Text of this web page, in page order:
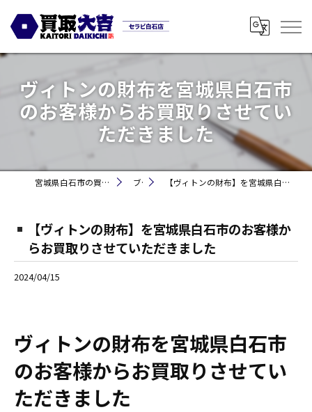
ヴィトンの財布を宮城県白石市
のお客様からお買取りさせてい
ただきました
宮城県白石市の買取なら買取大吉セラビ白石店 ブログ 【ヴィトンの財布】を宮城県白石市のお客様からお買取りさせていただきました
【ヴィトンの財布】を宮城県白石市のお客様か
らお買取りさせていただきました
2024/04/15
ヴィトンの財布を宮城県白石市
のお客様からお買取りさせてい
ただきました